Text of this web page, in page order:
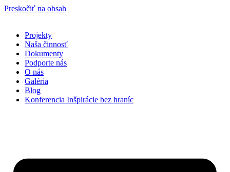
Preskočiť na obsah
Projekty
Naša činnosť
Dokumenty
Podporte nás
O nás
Galéria
Blog
Konferencia Inšpirácie bez hraníc